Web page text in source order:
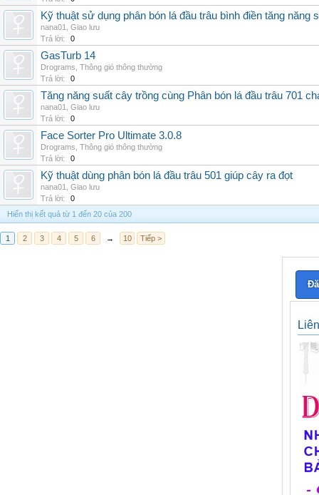
Kỹ thuật sử dụng phân bón lá đầu trâu bình điền tăng năng
nana01
Giao lưu
Trả lời:
0
GasTurb 14
Drograms Thông gió thông thường
Trả lời:
0
Tăng năng suất cây trồng cùng Phân bón lá đầu trâu 701
nana01
Giao lưu
Trả lời:
0
Face Sorter Pro Ultimate 3.0.8
Drograms Thông gió thông thường
Trả lời:
0
Kỹ thuật dùng phân bón lá đầu trâu 501 giúp cây ra đọt
nana01
Giao lưu
Trả lời:
0
Hiển thị kết quả từ 1 đến 20 của 200
1 2 3 4 5 6 → 10 Tiếp >